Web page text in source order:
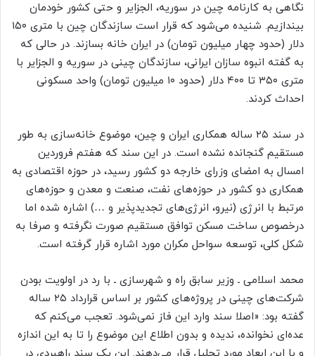
نگاهی به کارنامه چین در سوریه، الجزایر و حتی کشور خودمان
بیندازیم. شنیده می‌شود که قرار است سازندگان چین با متری ۱۵۰
دلار (حدود چهار میلیون تومان) در ایران خانه بسازند. در حالی که
به گفته انبوه ‌سازان ایرانی، سازندگان چینی در سوریه و الجزایر با
متری ۳۵۰ تا ۴۰۰ دلار (حدود ۱۰ میلیون تومان) واحد مسکونی
احداث کردند.
در سند ۲۵ ساله همکاری ایران و چین، موضوع خانه‌سازی به طور
مستقیم گنجانده نشده است. در این سند که هفتم فروردین
امسال به امضای وزرای خارجه دو کشور رسید، در حوزه اقتصادی به
همکاری دو کشور در حوزه‌های نفت، صنعت و معدن و حوزه‌های
مرتبط با انرژی (نیرو، انرژی‌های تجدیدپذیر و …) اشاره شده اما
درخصوص ساخت مسکن توافق مستقیم صورت نگرفته و صرفا به
شکل کلی، توسعه سواحل مکران مورد اشاره قرار گرفته است.
محمد اسلامی ـ وزیر سابق راه و شهرسازی ـ با رد در اولویت بودن
شرکت‌های چینی در پروژه‌های کشور بر اساس قرارداد ۲۵ ساله
گفته بود: «اصلا سند وارد این فاز نمی‌شود. تعجب می‌کنم که
عده‌ای نخوانده، ندیده و بدون اطلاع این موضوع را تا به این اندازه